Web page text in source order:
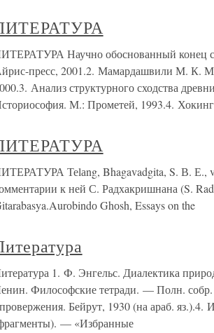
Научно обоснованный конец
пресс, 2001.2. Мамардашвили М. К.
Анализ структурного сходства
М.: Прометей, 1993.4. Хокинг
Теlаng, Bhagavadgita, S. В. Е.,
к ней С. Радхакришнана (S.
Ghоsh, Essays on the
1. Ф. Энгельс. Диалектика
Философские тетради. — Полн.
Бейрут, 1930 (на араб.
— «Избранные